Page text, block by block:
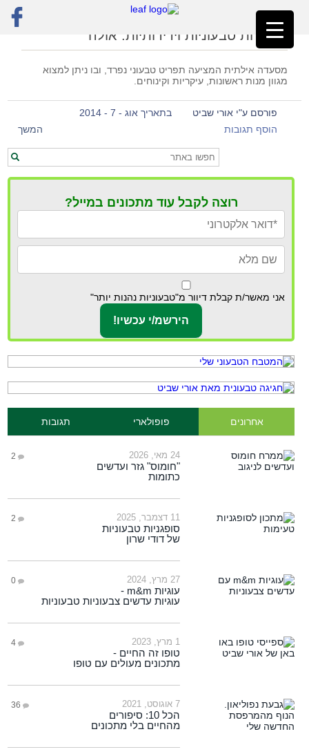
ראשי»אולה
מסעדות טבעוניות וידידותיות: אולה
מסעדה אילתית המציעה תפריט טבעוני נפרד, ובו ניתן למצוא
מגוון מנות ראשונות, עיקריות וקינוחים.
פורסם ע"י אורי שביט
בתאריך אוג - 7 - 2014
הוסף תגובות
המשך
רוצה לקבל עוד מתכונים במייל?
אני מאשר/ת קבלת דיוור מ"טבעוניות נהנות יותר"
אחרונים פופולארי תגובות
24 מאי, 2026 2
"חומוס" גזר ועדשים
כתומות
11 דצמבר, 2025 2
סופגניות טבעוניות
של דודי שרון
27 מרץ, 2024 0
עוגיות m&m -
עוגיות עדשים צבעוניות טבעוניות
1 מרץ, 2023 4
טופו זה החיים -
מתכונים מעולים עם טופו
7 אוגוסט, 2021 36
הכל 10: סיפורים
מהחיים בלי מתכונים